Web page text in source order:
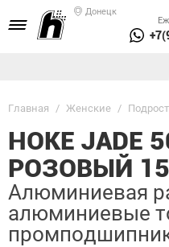
Донецк
Главная / Женские /
HOKE JADE
РОЗОВЫЙ
Алюминиевая
алюминиевые